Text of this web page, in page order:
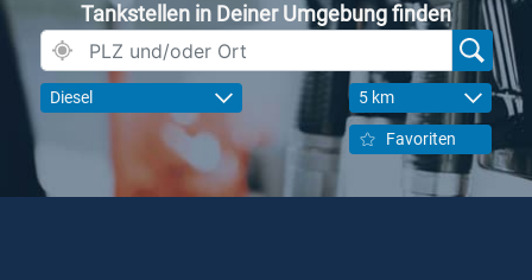
Tankstellen in Deiner Umgebung finden
Diesel 5 km
Favoriten